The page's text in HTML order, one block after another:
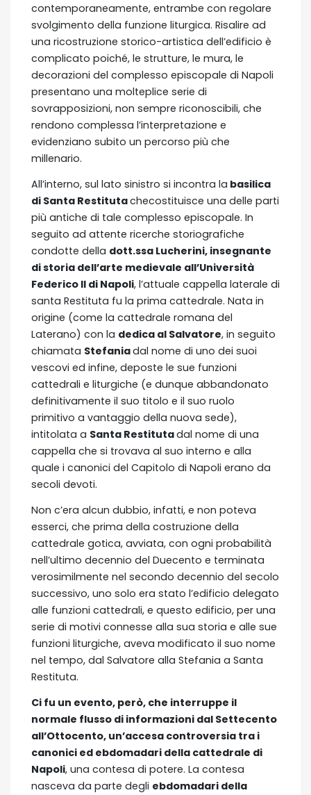
contemporaneamente, entrambe con regolare
svolgimento della funzione liturgica. Risalire ad
una ricostruzione storico-artistica dell’edificio è
complicato poiché, le strutture, le mura, le
decorazioni del complesso episcopale di Napoli
presentano una molteplice serie di
sovrapposizioni, non sempre riconoscibili, che
rendono complessa l’interpretazione e
evidenziano subito un percorso più che
millenario.
All’interno, sul lato sinistro si incontra la basilica
di Santa Restitutachecostituisce una delle parti
più antiche di tale complesso episcopale. In
seguito ad attente ricerche storiografiche
condotte della dott.ssa Lucherini, insegnante
di storia dell’arte medievale all’Università
Federico II di Napoli, l’attuale cappella laterale di
santa Restituta fu la prima cattedrale. Nata in
origine (come la cattedrale romana del
Laterano) con la dedica al Salvatore, in seguito
chiamata Stefaniadal nome di uno dei suoi
vescovi ed infine, deposte le sue funzioni
cattedrali e liturgiche (e dunque abbandonato
definitivamente il suo titolo e il suo ruolo
primitivo a vantaggio della nuova sede),
intitolata a Santa Restitutadal nome di una
cappella che si trovava al suo interno e alla
quale i canonici del Capitolo di Napoli erano da
secoli devoti.
Non c’era alcun dubbio, infatti, e non poteva
esserci, che prima della costruzione della
cattedrale gotica, avviata, con ogni probabilità
nell’ultimo decennio del Duecento e terminata
verosimilmente nel secondo decennio del secolo
successivo, uno solo era stato l’edificio delegato
alle funzioni cattedrali, e questo edificio, per una
serie di motivi connesse alla sua storia e alle sue
funzioni liturgiche, aveva modificato il suo nome
nel tempo, dal Salvatore alla Stefania a Santa
Restituta.
Ci fu un evento, però, che interruppe il
normale flusso di informazioni dal Settecento
all’Ottocento, un’accesa controversia tra i
canonici ed ebdomadari della cattedrale di
Napoli, una contesa di potere. La contesa
nasceva da parte degli ebdomadari della